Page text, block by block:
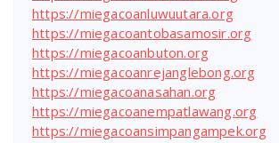
https://miegacoanluwuutara.org
https://miegacoantobasamosir.org
https://miegacoanbuton.org
https://miegacoanrejanglebong.org
https://miegacoanasahan.org
https://miegacoanempatlawang.org
https://miegacoansimpangampek.org